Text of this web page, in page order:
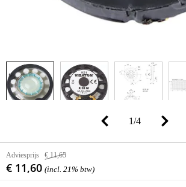
1/4
Adviesprijs € 11,65
€ 11,60 (incl. 21% btw)